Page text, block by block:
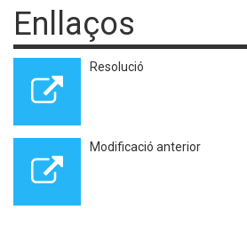
Enllaços
Resolució
Modificació anterior